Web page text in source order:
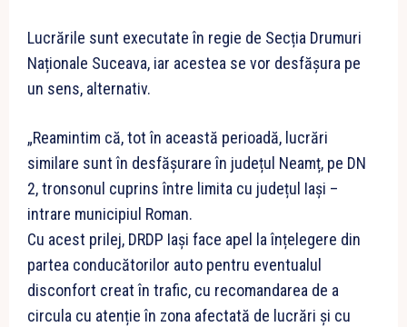
Lucrările sunt executate în regie de Secția Drumuri
Naționale Suceava, iar acestea se vor desfășura pe
un sens, alternativ.
„Reamintim că, tot în această perioadă, lucrări
similare sunt în desfășurare în județul Neamț, pe DN
2, tronsonul cuprins între limita cu județul Iași –
intrare municipiul Roman.
Cu acest prilej, DRDP Iași face apel la înțelegere din
partea conducătorilor auto pentru eventualul
disconfort creat în trafic, cu recomandarea de a
circula cu atenție în zona afectată de lucrări și cu